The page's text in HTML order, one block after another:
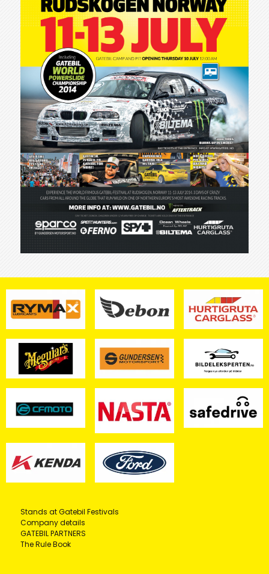
Stands at Gatebil Festivals
Company details
GATEBIL PARTNERS
The Rule Book